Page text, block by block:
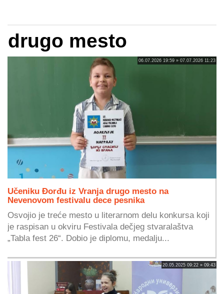
drugo mesto
06.07.2026 19:59 » 07.07.2026 11:23
Učeniku Đorđu iz Vranja drugo mesto na
Nevenovom festivalu dece pesnika
Osvojio je treće mesto u literarnom delu konkursa koji
je raspisan u okviru Festivala dečjeg stvaralaštva
„Tabla fest 26“. Dobio je diplomu, medalju...
20.05.2025 09:22 » 09:43